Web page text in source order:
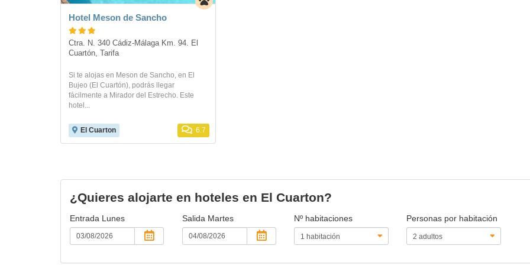
Hotel Meson de Sancho
Ctra. N. 340 Cádiz-Málaga Km. 94. El
Cuartón, Tarifa
Si te alojas en Meson de Sancho, en El
Bujeo (El Cuartón), podrás llegar
fácilmente a Mirador del Estrecho. Este
hotel...
El Cuarton 6.7
¿Quieres alojarte en hoteles en El Cuarton?
Entrada Lunes Salida Martes Nº habitaciones
Personas por habitación